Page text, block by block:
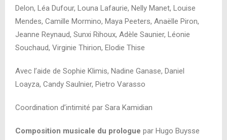
Delon, Léa Dufour, Louna Lafaurie, Nelly Manet, Louise
Mendes, Camille Mormino, Maya Peeters, Anaëlle Piron,
Jeanne Reynaud, Sunxi Rihoux, Adèle Saunier, Léonie
Souchaud, Virginie Thirion, Elodie Thise
Avec l’aide de Sophie Klimis, Nadine Ganase, Daniel
Loayza, Candy Saulnier, Pietro Varasso
Coordination d’intimité par Sara Kamidian
Composition musicale du prologue par Hugo Buysse